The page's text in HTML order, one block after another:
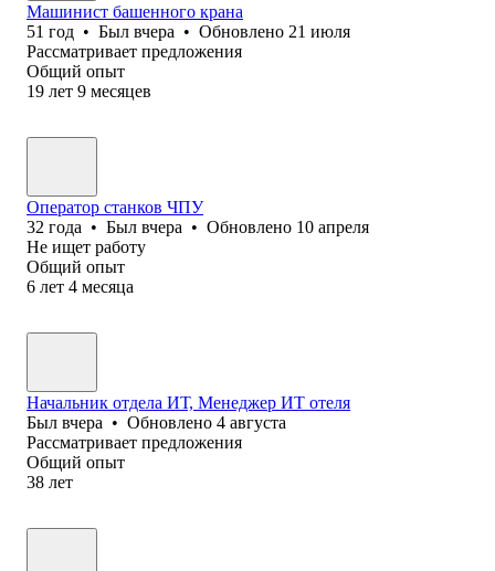
Машинист башенного крана
51 год • Был вчера • Обновлено 21 июля
Рассматривает предложения
Общий опыт
19 лет 9 месяцев
Оператор станков ЧПУ
32 года • Был вчера • Обновлено 10 апреля
Не ищет работу
Общий опыт
6 лет 4 месяца
Начальник отдела ИТ, Менеджер ИТ отеля
Был вчера • Обновлено 4 августа
Рассматривает предложения
Общий опыт
38 лет